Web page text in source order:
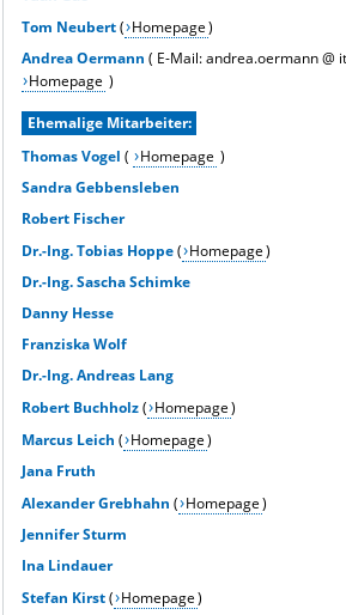
Tom Neubert( Homepage)
Andrea Oermann ( E-Mail: andrea.oermann @
Homepage )
Ehemalige Mitarbeiter:
Thomas Vogel ( Homepage )
Sandra Gebbensleben
Robert Fischer
Dr.-Ing. Tobias Hoppe( Homepage)
Dr.-Ing. Sascha Schimke
Danny Hesse
Franziska Wolf
Dr.-Ing. Andreas Lang
Robert Buchholz( Homepage)
Marcus Leich ( Homepage)
Jana Fruth
Alexander Grebhahn ( Homepage)
Jennifer Sturm
Ina Lindauer
Stefan Kirst( Homepage)